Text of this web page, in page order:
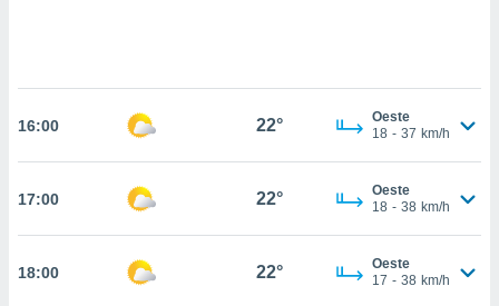
cookies
16:00 22°
Oeste
18 - 37 km/h
17:00 22°
Oeste
18 - 38 km/h
18:00 22°
Oeste
17 - 38 km/h